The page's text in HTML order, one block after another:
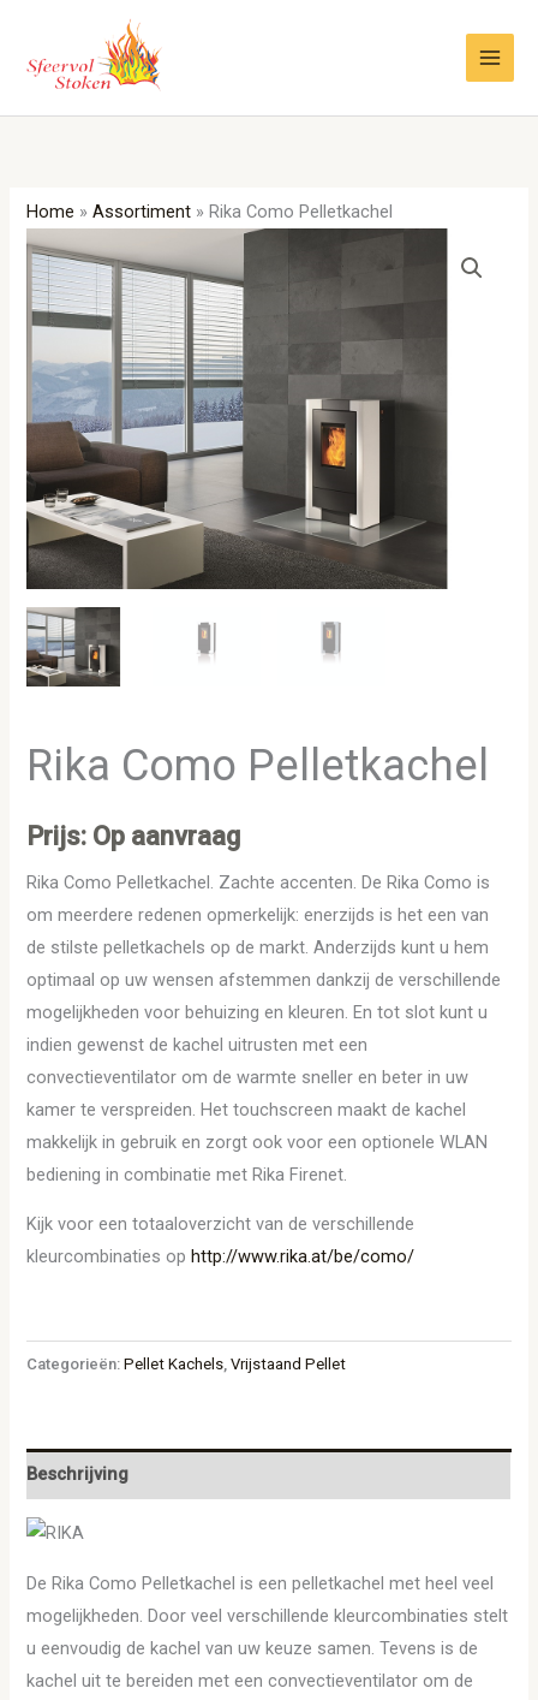
inhoud
Home »Assortiment » Rika Como Pelletkachel
Rika Como Pelletkachel
Prijs: Op aanvraag
Rika Como Pelletkachel. Zachte accenten. De Rika Como is
om meerdere redenen opmerkelijk: enerzijds is het een van
de stilste pelletkachels op de markt. Anderzijds kunt u hem
optimaal op uw wensen afstemmen dankzij de verschillende
mogelijkheden voor behuizing en kleuren. En tot slot kunt u
indien gewenst de kachel uitrusten met een
convectieventilator om de warmte sneller en beter in uw
kamer te verspreiden. Het touchscreen maakt de kachel
makkelijk in gebruik en zorgt ook voor een optionele WLAN
bediening in combinatie met Rika Firenet.
Kijk voor een totaaloverzicht van de verschillende
kleurcombinaties op http://www.rika.at/be/como/
Categorieën:Pellet Kachels,Vrijstaand Pellet
Beschrijving
De Rika Como Pelletkachel is een pelletkachel met heel veel
mogelijkheden. Door veel verschillende kleurcombinaties stelt
u eenvoudig de kachel van uw keuze samen. Tevens is de
kachel uit te bereiden met een convectieventilator om de